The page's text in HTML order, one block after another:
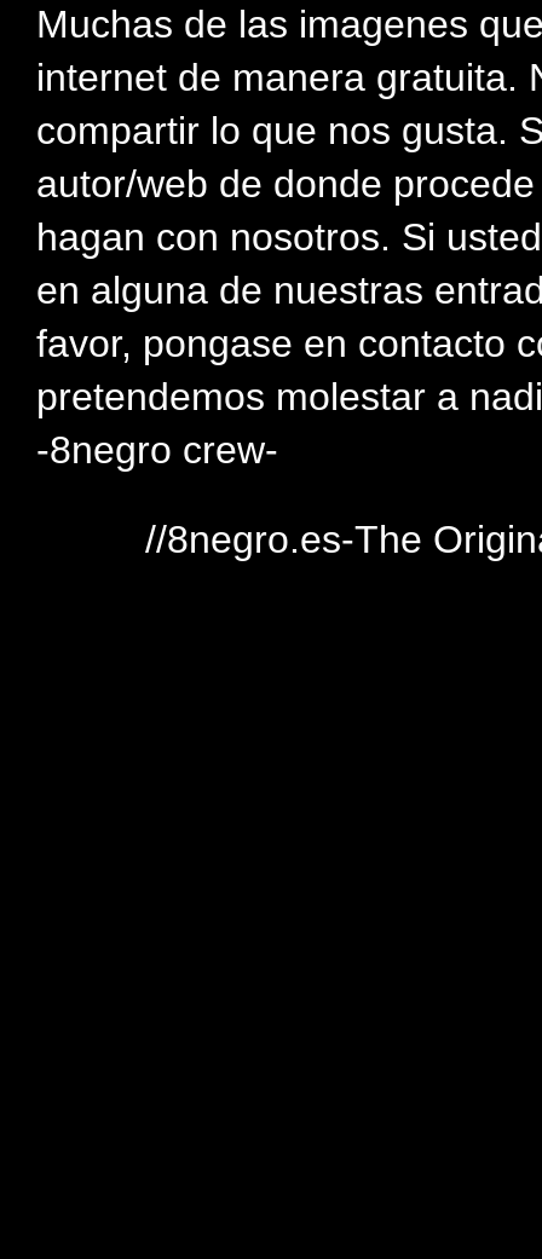
Muchas de las imagenes
internet de manera gratuita.
compartir lo que nos gusta.
autor/web de donde
hagan con nosotros. Si
en alguna de nuestras
favor, pongase en contacto
pretendemos molestar a
-8negro crew-
//8negro.es-The